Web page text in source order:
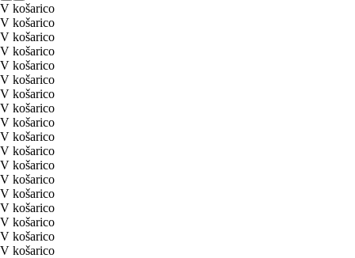
V košarico
V košarico
V košarico
V košarico
V košarico
V košarico
V košarico
V košarico
V košarico
V košarico
V košarico
V košarico
V košarico
V košarico
V košarico
V košarico
V košarico
V košarico